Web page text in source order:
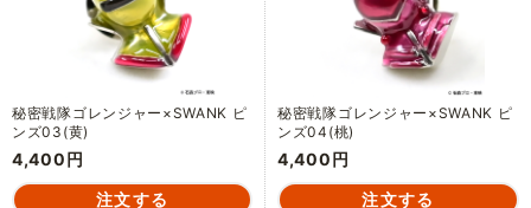
秘密戦隊ゴレンジャー×SWANK ピ
ンズ03(黄)
4,400円
秘密戦隊ゴレンジャー×SWANK ピ
ンズ04(桃)
4,400円